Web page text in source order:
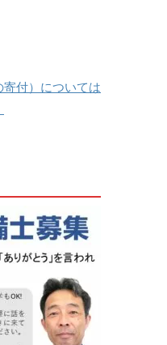
付）については